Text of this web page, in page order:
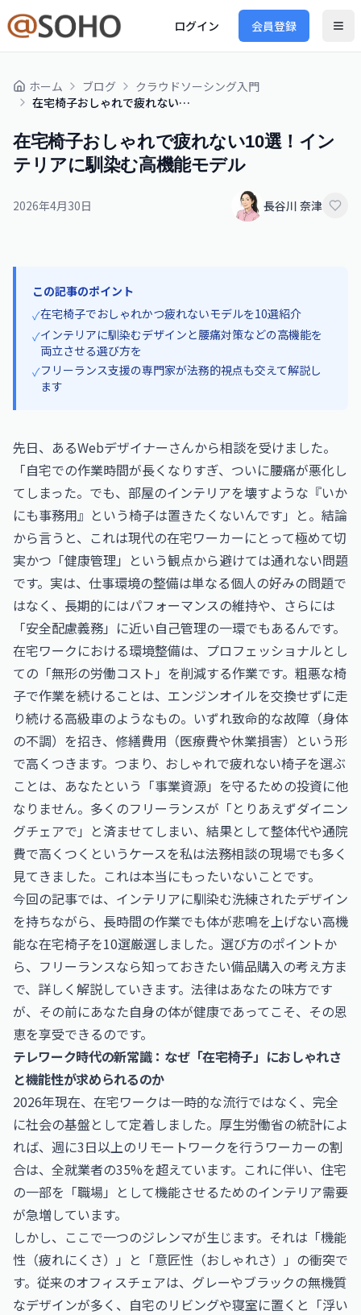
ログイン 会員登録
ホーム ブログ
クラウドソーシング入門
在宅椅子おしゃれで疲れない10選！インテリアに馴染む高機能モデル
在宅椅子おしゃれで疲れない10選！イン
テリアに馴染む高機能モデル
2026年4月30日 長谷川 奈津
この記事のポイント
✓在宅椅子でおしゃれかつ疲れないモデルを10選紹介
✓インテリアに馴染むデザインと腰痛対策などの高機能を
両立させる選び方を
✓フリーランス支援の専門家が法務的視点も交えて解説し
ます
先日、あるWebデザイナーさんから相談を受けました。
「自宅での作業時間が長くなりすぎ、ついに腰痛が悪化し
てしまった。でも、部屋のインテリアを壊すような『いか
にも事務用』という椅子は置きたくないんです」と。結論
から言うと、これは現代の在宅ワーカーにとって極めて切
実かつ「健康管理」という観点から避けては通れない問題
です。実は、仕事環境の整備は単なる個人の好みの問題で
はなく、長期的にはパフォーマンスの維持や、さらには
「安全配慮義務」に近い自己管理の一環でもあるんです。
在宅ワークにおける環境整備は、プロフェッショナルとし
ての「無形の労働コスト」を削減する作業です。粗悪な椅
子で作業を続けることは、エンジンオイルを交換せずに走
り続ける高級車のようなもの。いずれ致命的な故障（身体
の不調）を招き、修繕費用（医療費や休業損害）という形
で高くつきます。つまり、おしゃれで疲れない椅子を選ぶ
ことは、あなたという「事業資源」を守るための投資に他
なりません。多くのフリーランスが「とりあえずダイニン
グチェアで」と済ませてしまい、結果として整体代や通院
費で高くつくというケースを私は法務相談の現場でも多く
見てきました。これは本当にもったいないことです。
今回の記事では、インテリアに馴染む洗練されたデザイン
を持ちながら、長時間の作業でも体が悲鳴を上げない高機
能な在宅椅子を10選厳選しました。選び方のポイントか
ら、フリーランスなら知っておきたい備品購入の考え方ま
で、詳しく解説していきます。法律はあなたの味方です
が、その前にあなた自身の体が健康であってこそ、その恩
恵を享受できるのです。
テレワーク時代の新常識：なぜ「在宅椅子」におしゃれさ
と機能性が求められるのか
2026年現在、在宅ワークは一時的な流行ではなく、完全
に社会の基盤として定着しました。厚生労働省の統計によ
れば、週に3日以上のリモートワークを行うワーカーの割
合は、全就業者の35%を超えています。これに伴い、住宅
の一部を「職場」として機能させるためのインテリア需要
が急増しています。
しかし、ここで一つのジレンマが生じます。それは「機能
性（疲れにくさ）」と「意匠性（おしゃれさ）」の衝突で
す。従来のオフィスチェアは、グレーやブラックの無機質
なデザインが多く、自宅のリビングや寝室に置くと「浮い